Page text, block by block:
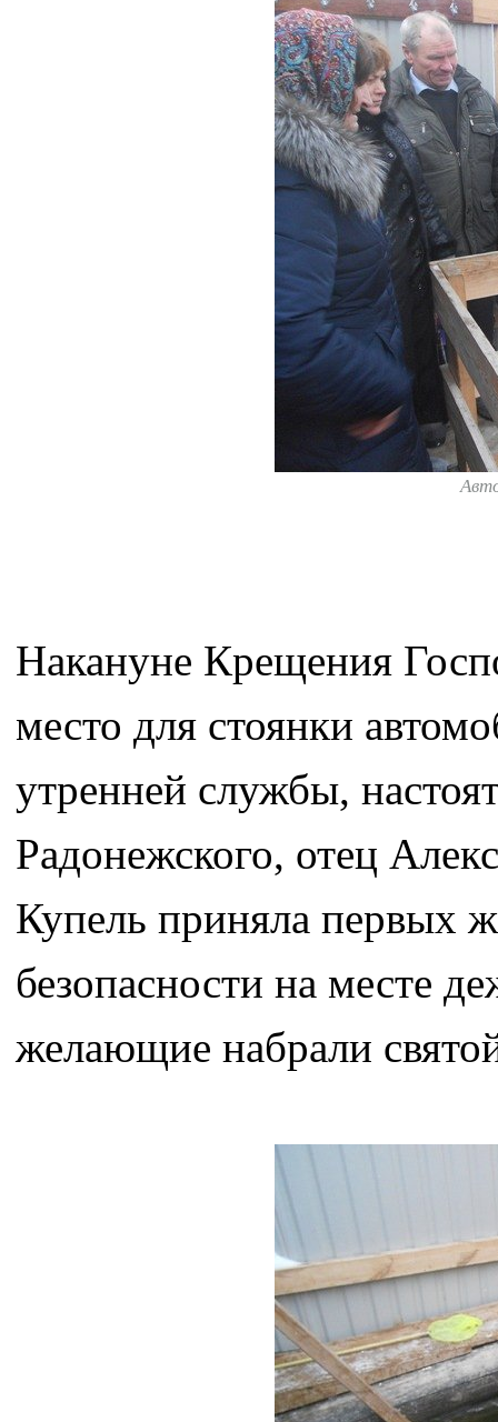
Накануне Крещения
место для стоянки
утренней службы,
Радонежского, отец
Купель приняла первых
безопасности на месте
желающие набрали